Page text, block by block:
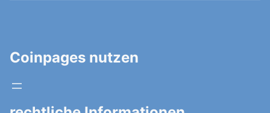
Coinpages nutzen